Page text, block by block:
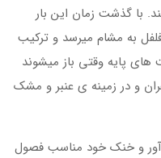
با گذشت زمان این بار
به مشام میرسد و ترکیب
های پایه وقتی باز میشوند
و در زمینه ی عنبر و مشک
آور و خنک خود مناسب فصول